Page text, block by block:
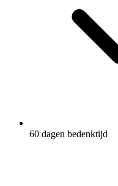
60 dagen bedenktijd